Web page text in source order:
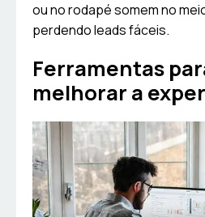
ou no rodapé somem no
perdendo leads fáceis.
Ferramentas
melhorar a